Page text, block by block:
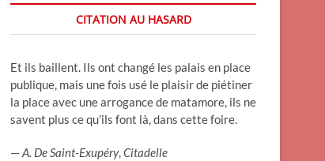
CITATION AU HASARD
Et ils baillent. Ils ont changé les palais en place
publique, mais une fois usé le plaisir de piétiner
la place avec une arrogance de matamore, ils ne
savent plus ce qu’ils font là, dans cette foire.
—A. De Saint-Exupéry,Citadelle